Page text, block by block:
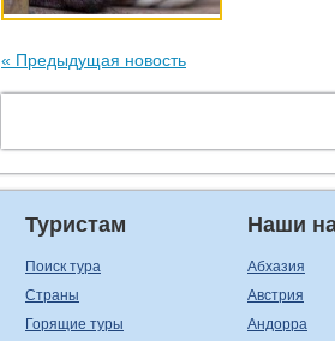
« Предыдущая новость
Туристам
Поиск тура
Страны
Горящие туры
Наши
Абхазия
Австрия
Андорра